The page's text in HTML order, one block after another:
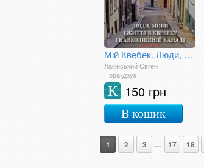
Мій Квебек. Люди, мови і життя у Квебеку і навколишній Канаді
Лакінський Євген
Нора-друк
150 грн
К
В кошик
1 2 3 ... 17 18